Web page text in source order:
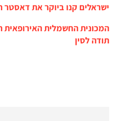
ישראלים קנו ביוקר את דאסטר
המכונית החשמלית האירופאית
תודה לסין